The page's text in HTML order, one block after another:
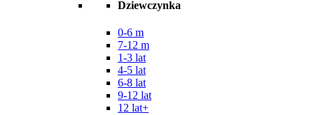
Dziewczynka
0-6 m
7-12 m
1-3 lat
4-5 lat
6-8 lat
9-12 lat
12 lat+